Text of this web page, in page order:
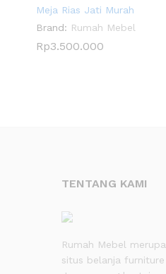
Meja Rias Jati Murah
Brand: Rumah Mebel
Rp3.500.000
TENTANG KAMI
Rumah Mebel
situs belanja